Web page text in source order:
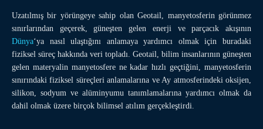
Uzatılmış bir yörüngeye sahip olan Geotail, manyetosferin görünmez
sınırlarından geçerek, güneşten gelen enerji ve parçacık akışının
Dünya‘ya nasıl ulaştığını anlamaya yardımcı olmak için buradaki
fiziksel süreç hakkında veri topladı. Geotail, bilim insanlarının güneşten
gelen materyalin manyetosfere ne kadar hızlı geçtiğini, manyetosferin
sınırındaki fiziksel süreçleri anlamalarına ve Ay atmosferindeki oksijen,
silikon, sodyum ve alüminyumu tanımlamalarına yardımcı olmak da
dahil olmak üzere birçok bilimsel atılım gerçekleştirdi.